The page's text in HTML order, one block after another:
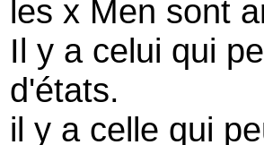
les x Men sont
Il y a celui qui
d'états.
il y a celle qui